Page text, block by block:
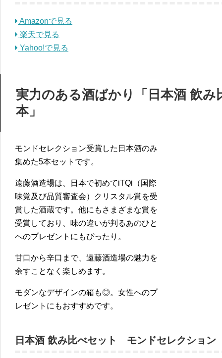
Amazonで見る
楽天で見る
Yahoo!で見る
実力のある酒ばかり「日本酒 飲
本」
モンドセレクション受賞した日本酒のみ
集めた5本セットです。
遠藤酒造場は、日本で初めてiTQi（国際
味覚及び品質審査会）クリスタル賞を受
賞した酒蔵です。他にもさまざまな賞を
受賞しており、味の違いが判るあのひと
へのプレゼントにもぴったり。
甘口から辛口まで、遠藤酒造場の魅力を
余すことなく楽しめます。
モダンなデザインの箱も◎。女性へのプ
レゼントにもおすすめです。
日本酒 飲み比べセット モンドセレクション